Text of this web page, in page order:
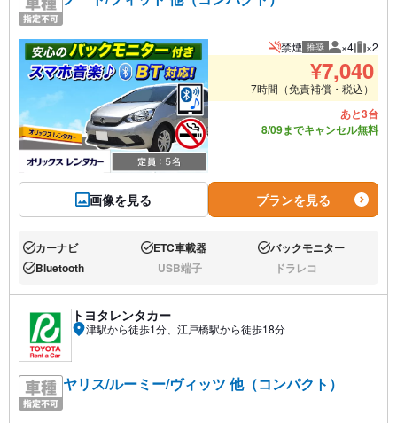
画像を見る
禁煙 推奨 推奨人数
×4 推奨
×2
¥7,040
7時間（免責補償・税込）
あと3台
8/09までキャンセル無料
プランを見る
あり:カーナビ あり:ETC車載器 あり:バックモニター
あり:Bluetooth なし:USB端子 なし:ドラレコ
トヨタレンタカー
津駅から徒歩1分、江戸橋駅から徒歩18分
ヤリス/ルーミー/ヴィッツ 他（コンパクト）